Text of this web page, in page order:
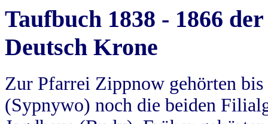
Taufbuch 1838 - 1866
Deutsch Krone
Zur Pfarrei Zippnow gehörten
(Sypnywo) noch die beiden